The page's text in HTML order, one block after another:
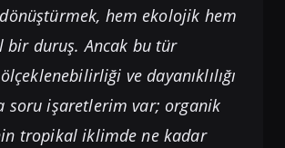
hem ekolojik hem
bir duruş. Ancak bu tür
ve dayanıklılığı
soru işaretlerim var; organik
tropikal iklimde ne kadar